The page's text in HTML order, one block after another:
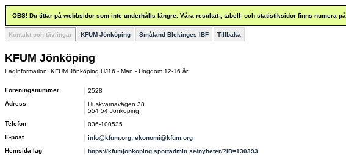
OBS! Du tittar på webbsidor som inte underhålls längre. Våra resultat-, tabell- och statistiksidor finns numera på
Kontakt och tävlingar KFUM Jönköping Småland Blekinges IBF Tillbaka
KFUM Jönköping
Laginformation: KFUM Jönköping HJ16 - Man - Ungdom 12-16 år
Föreningsnummer
2528
Adress
Huskvarnavägen 38
554 54 Jönköping
Telefon
036-100535
E-post
info@kfum.org; ekonomi@kfum.org
Hemsida lag
https://kfumjonkoping.sportadmin.se/nyheter/?ID=130393